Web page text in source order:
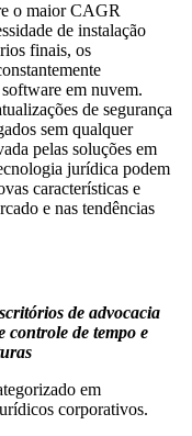
o maior CAGR
de instalação
finais, os
em nuvem.
de segurança
sem qualquer
pelas soluções em
jurídica podem
características e
e nas tendências
de advocacia
controle de tempo e
em
corporativos.